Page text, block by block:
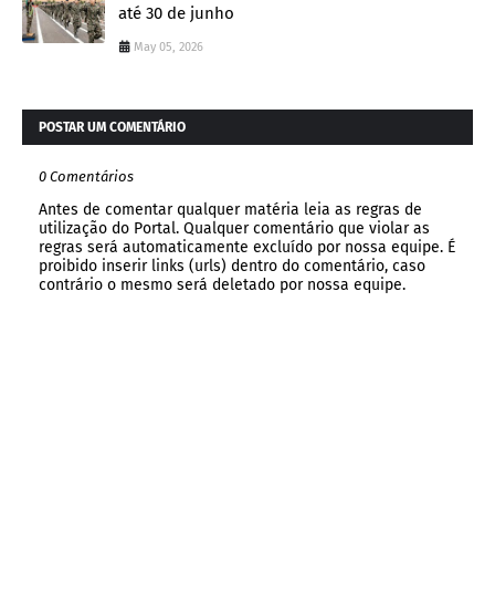
até 30 de junho
May 05, 2026
POSTAR UM COMENTÁRIO
0 Comentários
Antes de comentar qualquer matéria leia as regras de
utilização do Portal. Qualquer comentário que violar as
regras será automaticamente excluído por nossa equipe. É
proibido inserir links (urls) dentro do comentário, caso
contrário o mesmo será deletado por nossa equipe.